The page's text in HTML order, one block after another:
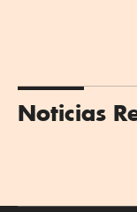
Noticias